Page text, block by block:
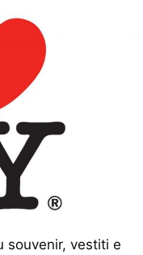
souvenir, vestiti e